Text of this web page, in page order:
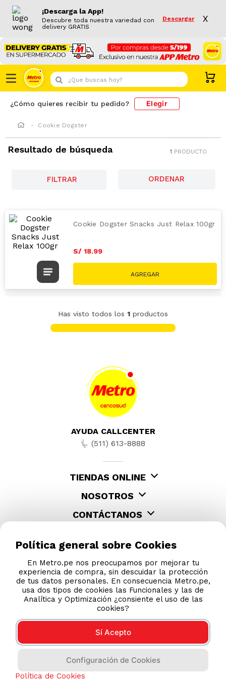
¡Descarga la App!
Descubre toda nuestra variedad con
delivery GRATIS
Descargar X
¿Que buscas hoy?
¿Cómo quieres recibir tu pedido? Elegir
Cookie Dogster
Resultado de búsqueda 1 PRODUCTO
FILTRAR
Cookie Dogster Snacks Just Relax 100gr
S/ 18.99
Has visto todos los 1 productos
AYUDA CALLCENTER
(511) 613-8888
TIENDAS ONLINE
NOSOTROS
CONTÁCTANOS
COMPRAS 100% SEGURAS
Esta tienda usa Niubiz para realizar transacciones
electrónicas.
Política general sobre Cookies
En Metro.pe nos preocupamos por mejorar tu
experiencia de compra, sin descuidar la protección
de tus datos personales. En consecuencia Metro.pe,
usa dos tipos de cookies las Funcionales y las de
Analítica y Optimización ¿consiente el uso de las
cookies?
Sí Acepto
Configuración de Cookies
Política de Cookies